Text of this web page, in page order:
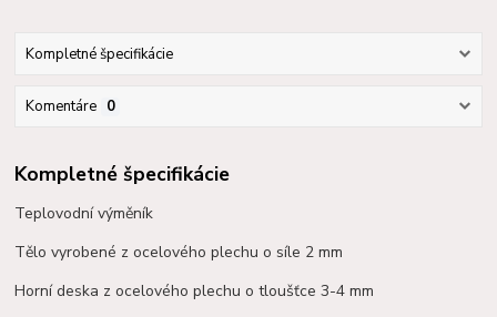
Kompletné špecifikácie
Komentáre 0
Kompletné špecifikácie
Teplovodní výměník
Tělo vyrobené z ocelového plechu o síle 2 mm
Horní deska z ocelového plechu o tloušťce 3-4 mm